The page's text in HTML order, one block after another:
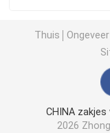
Opstaande
Voedsel voor
Papieren
Thuis
CHINA
2026